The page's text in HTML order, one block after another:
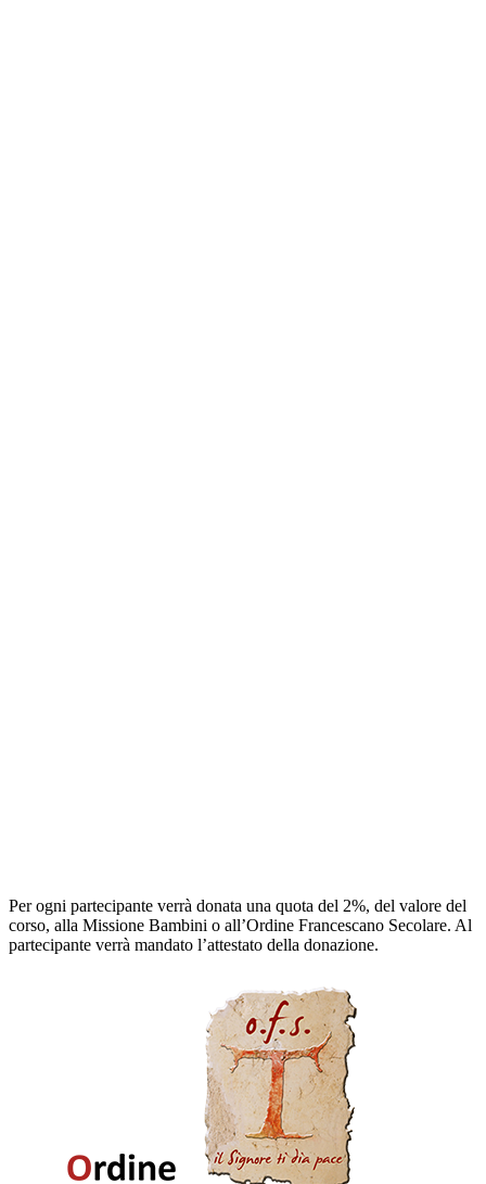
Per ogni partecipante verrà donata una quota del 2%, del valore del
corso, alla Missione Bambini o all’Ordine Francescano Secolare. Al
partecipante verrà mandato l’attestato della donazione.